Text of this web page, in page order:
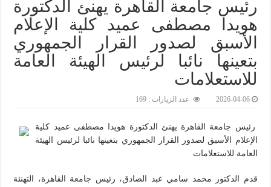
رئيس جامعة القاهرة يهنئ الدكتورة
هويدا مصطفى عميد كلية الإعلام
الأسبق لصدور القرار الجمهوري
بتعينها نائبا لرئيس الهيئة العامة
للاستعلامات‎
2026-04-06 عدد الزيارات : 169
رئيس جامعة القاهرة يهنئ الدكتورة هويدا مصطفى عميد كلية
الإعلام الأسبق لصدور القرار الجمهوري بتعينها نائبا لرئيس الهيئة
العامة للاستعلامات
قدم الدكتور محمد سامي عبد الصادق، رئيس جامعة القاهرة، التهنئة